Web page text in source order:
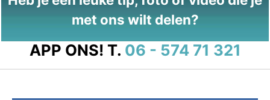
met ons wilt delen?
APP ONS! T. 06 - 574 71 321